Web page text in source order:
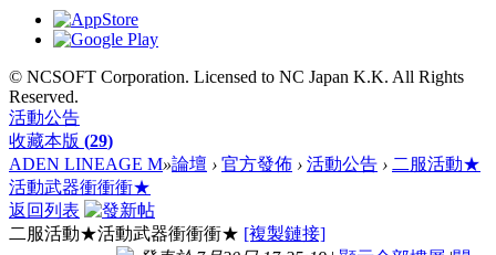
© NCSOFT Corporation. Licensed to NC Japan K.K. All Rights
Reserved.
活動公告
收藏本版 (29)
ADEN LINEAGE M»論壇 › 官方發佈 › 活動公告 › 二服活動★
活動武器衝衝衝★
返回列表
二服活動★活動武器衝衝衝★ [複製鏈接]